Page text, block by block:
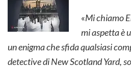
«Mi chiamo
mi aspetta è
un enigma che sfida qualsiasi
detective di New Scotland Yard,